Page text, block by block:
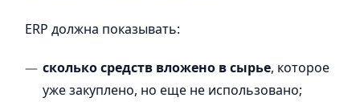
ERP должна показывать:
сколько средств вложено в сырье, которое
уже закуплено, но еще не использовано;